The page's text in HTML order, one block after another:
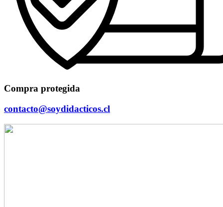
Compra protegida
contacto@soydidacticos.cl